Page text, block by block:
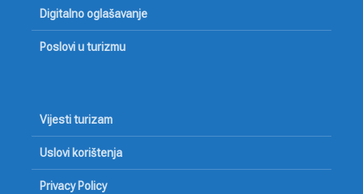
Digitalno oglašavanje
Poslovi u turizmu
Vijesti turizam
Uslovi korištenja
Privacy Policy